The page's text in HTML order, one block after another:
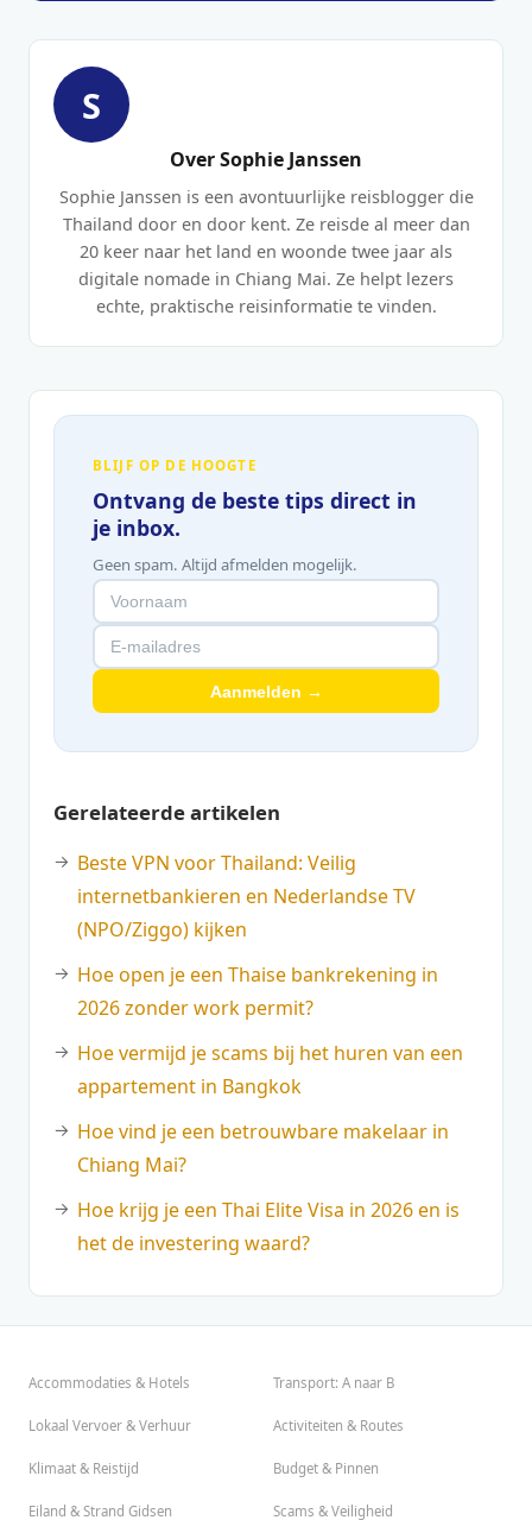
S
Over Sophie Janssen
Sophie Janssen is een avontuurlijke reisblogger die
Thailand door en door kent. Ze reisde al meer dan
20 keer naar het land en woonde twee jaar als
digitale nomade in Chiang Mai. Ze helpt lezers
echte, praktische reisinformatie te vinden.
BLIJF OP DE HOOGTE
Ontvang de beste tips direct in
je inbox.
Geen spam. Altijd afmelden mogelijk.
Aanmelden →
Gerelateerde artikelen
Beste VPN voor Thailand: Veilig
internetbankieren en Nederlandse TV
(NPO/Ziggo) kijken
Hoe open je een Thaise bankrekening in
2026 zonder work permit?
Hoe vermijd je scams bij het huren van een
appartement in Bangkok
Hoe vind je een betrouwbare makelaar in
Chiang Mai?
Hoe krijg je een Thai Elite Visa in 2026 en is
het de investering waard?
Accommodaties & Hotels Transport: A naar B
Lokaal Vervoer & Verhuur Activiteiten & Routes
Klimaat & Reistijd Budget & Pinnen
Eiland & Strand Gidsen Scams & Veiligheid